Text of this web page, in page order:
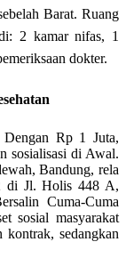
Barat. Ruang
2 kamar nifas, 1
dokter.
Rp 1 Juta,
sosialisasi di Awal.
Bandung, rela
di Jl. Holis 448 A,
Cuma-Cuma
sosial masyarakat
sedangkan